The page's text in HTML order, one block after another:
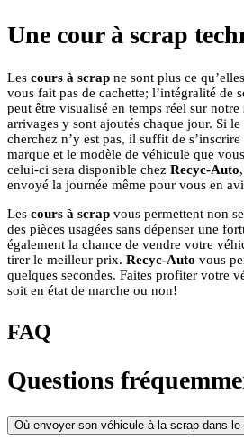
Une cour à scrap
Les cours à scrap ne sont plus ce
vous fait pas de cachette; l’intégralité de
peut être visualisé en temps réel sur
arrivages y sont ajoutés chaque jour. Si
cherchez n’y est pas, il suffit de
marque et le modèle de véhicule que
celui-ci sera disponible chez Recyc-Auto
envoyé la journée même pour vous en
Les cours à scrap vous permettent non
des pièces usagées sans dépenser une
également la chance de vendre votre
tirer le meilleur prix. Recyc-Auto vous
quelques secondes. Faites profiter votre
soit en état de marche ou non!
FAQ
Questions
Où envoyer son véhicule à la scrap dans le